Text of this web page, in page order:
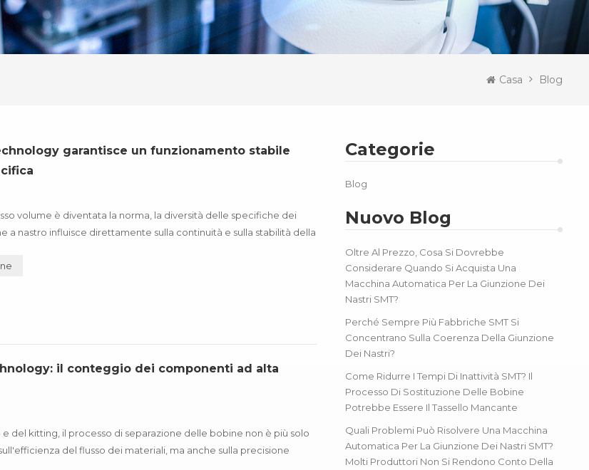
Casa Blog
Categorie
Blog
Nuovo Blog
Oltre Al Prezzo, Cosa Si Dovrebbe
Considerare Quando Si Acquista Una
Macchina Automatica Per La Giunzione Dei
Nastri SMT?
Perché Sempre Più Fabbriche SMT Si
Concentrano Sulla Coerenza Della Giunzione
Dei Nastri?
Come Ridurre I Tempi Di Inattività SMT? Il
Processo Di Sostituzione Delle Bobine
Potrebbe Essere Il Tassello Mancante
Quali Problemi Può Risolvere Una Macchina
Automatica Per La Giunzione Dei Nastri SMT?
Molti Produttori Non Si Rendono Conto Della
garantisce un funzionamento stabile
volume è diventata la norma, la diversità delle specifiche dei
a nastro influisce direttamente sulla continuità e sulla stabilità della
il conteggio dei componenti ad alta
del kitting, il processo di separazione delle bobine non è più solo
del flusso dei materiali, ma anche sulla precisione